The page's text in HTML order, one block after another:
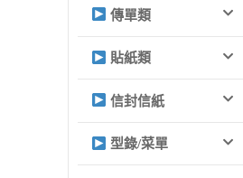
傳單類
貼紙類
信封信紙
型錄/菜單